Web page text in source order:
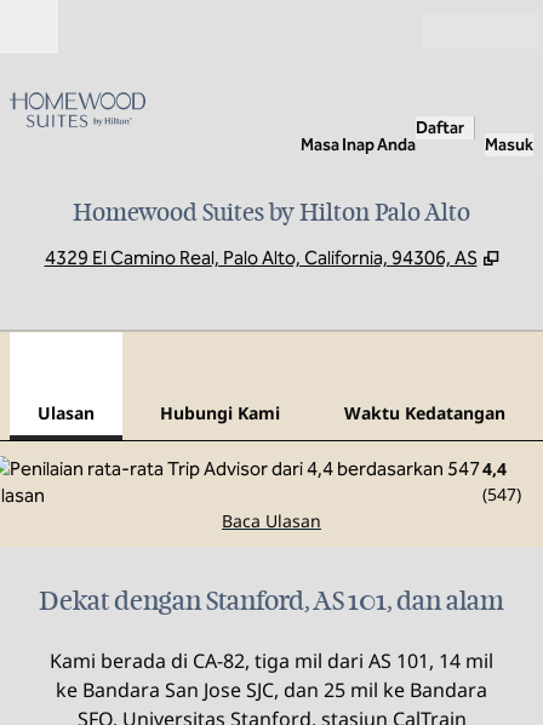
Masa Inap Anda
Daftar
Masuk
Homewood Suites by Hilton Palo Alto
4329 El Camino Real, Palo Alto, California, 94306, AS ,
Ulasan Hubungi Kami Waktu Kedatangan
4,4
(547)
Baca Ulasan
Dekat dengan Stanford, AS 101, dan alam
Kami berada di CA-82, tiga mil dari AS 101, 14 mil
ke Bandara San Jose SJC, dan 25 mil ke Bandara
SFO. Universitas Stanford, stasiun CalTrain